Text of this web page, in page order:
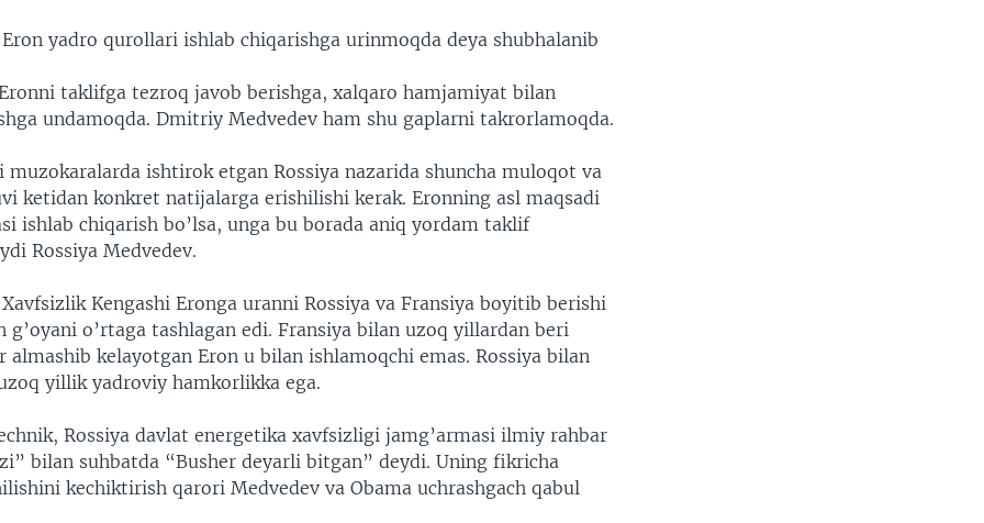
Eron yadro qurollari ishlab chiqarishga urinmoqda deya shubhalanib
taklifga tezroq javob berishga, xalqaro hamjamiyat bilan
undamoqda. Dmitriy Medvedev ham shu gaplarni takrorlamoqda.
muzokaralarda ishtirok etgan Rossiya nazarida shuncha muloqot va
ketidan konkret natijalarga erishilishi kerak. Eronning asl maqsadi
ishlab chiqarish bo’lsa, unga bu borada aniq yordam taklif
Rossiya Medvedev.
Kengashi Eronga uranni Rossiya va Fransiya boyitib berishi
g’oyani o’rtaga tashlagan edi. Fransiya bilan uzoq yillardan beri
almashib kelayotgan Eron u bilan ishlamoqchi emas. Rossiya bilan
yillik yadroviy hamkorlikka ega.
Rossiya davlat energetika xavfsizligi jamg’armasi ilmiy rahbar
bilan suhbatda “Busher deyarli bitgan” deydi. Uning fikricha
kechiktirish qarori Medvedev va Obama uchrashgach qabul